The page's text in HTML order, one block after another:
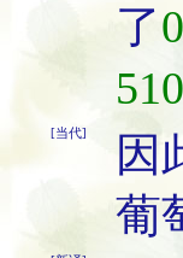
了
[当代]
因
葡